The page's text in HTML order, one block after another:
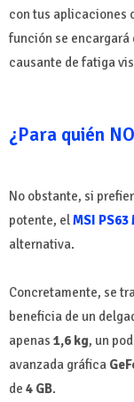
con tus aplicaciones
función se encargará
causante de fatiga
¿Para quién
No obstante, si
potente, elMSI PS63
alternativa.
Concretamente, se
beneficia de un
apenas 1,6 kg, un
avanzada gráfica
de 4 GB.